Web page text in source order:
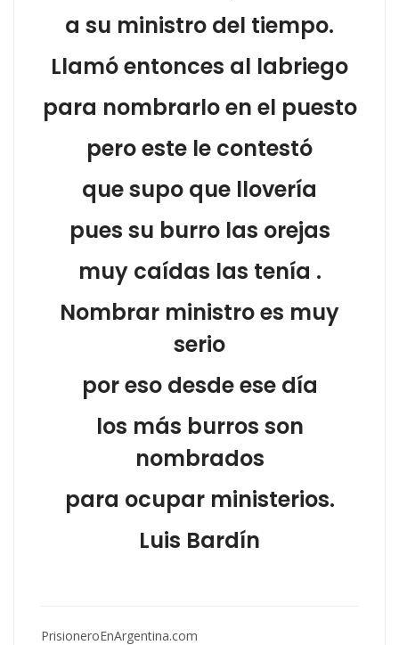
a su ministro del tiempo.
Llamó entonces al labriego
para nombrarlo en el puesto
pero este le contestó
que supo que llovería
pues su burro las orejas
muy caídas las tenía .
Nombrar ministro es muy
serio
por eso desde ese día
los más burros son
nombrados
para ocupar ministerios.
Luis Bardín
PrisioneroEnArgentina.com